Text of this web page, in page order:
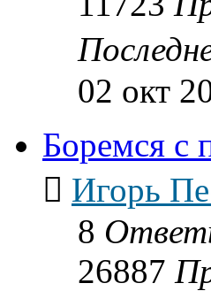
02 окт
Боремся с
Игорь
8
26887